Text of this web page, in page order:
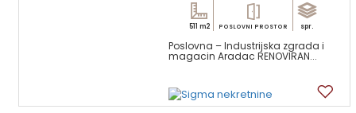
511 m2 POSLOVNI PROSTOR spr.
Poslovna – Industrijska zgrada i
magacin Aradac RENOVIRAN...